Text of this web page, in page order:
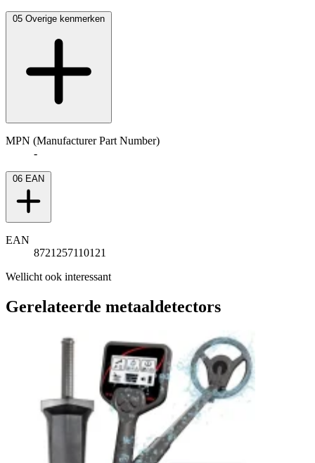
05 Overige kenmerken
MPN (Manufacturer Part Number)
-
06 EAN
EAN
8721257110121
Wellicht ook interessant
Gerelateerde metaaldetectors